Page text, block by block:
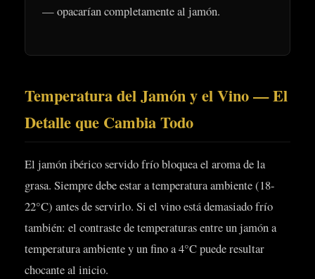
— opacarían completamente al jamón.
Temperatura del Jamón y el Vino — El
Detalle que Cambia Todo
El jamón ibérico servido frío bloquea el aroma de la
grasa. Siempre debe estar a temperatura ambiente (18-
22°C) antes de servirlo. Si el vino está demasiado frío
también: el contraste de temperaturas entre un jamón a
temperatura ambiente y un fino a 4°C puede resultar
chocante al inicio.